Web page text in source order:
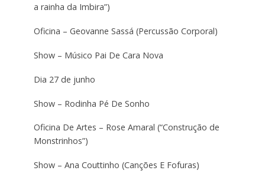
a rainha da Imbira”)
Oficina – Geovanne Sassá (Percussão Corporal)
Show – Músico Pai De Cara Nova
Dia 27 de junho
Show – Rodinha Pé De Sonho
Oficina De Artes – Rose Amaral (“Construção de
Monstrinhos”)
Show – Ana Couttinho (Canções E Fofuras)